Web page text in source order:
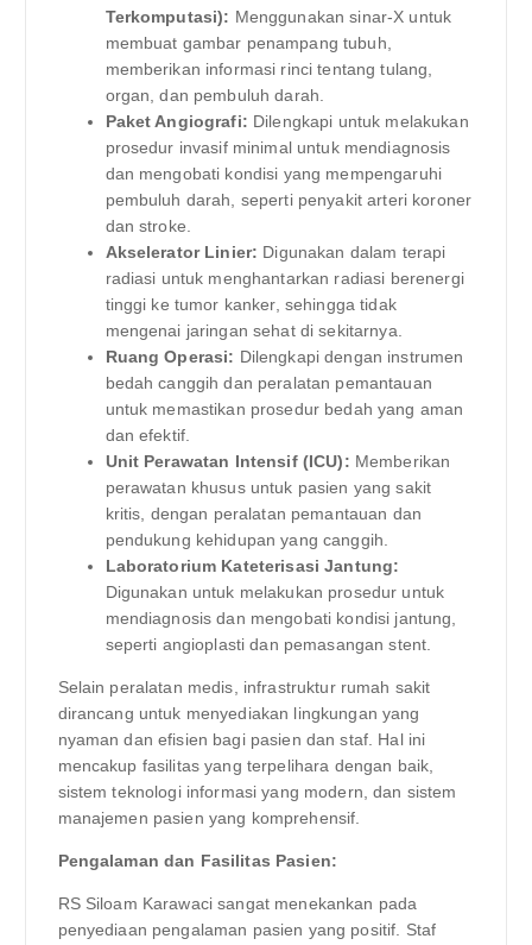
Terkomputasi): Menggunakan sinar-X untuk
membuat gambar penampang tubuh,
memberikan informasi rinci tentang tulang,
organ, dan pembuluh darah.
Paket Angiografi: Dilengkapi untuk melakukan
prosedur invasif minimal untuk mendiagnosis
dan mengobati kondisi yang mempengaruhi
pembuluh darah, seperti penyakit arteri koroner
dan stroke.
Akselerator Linier: Digunakan dalam terapi
radiasi untuk menghantarkan radiasi berenergi
tinggi ke tumor kanker, sehingga tidak
mengenai jaringan sehat di sekitarnya.
Ruang Operasi: Dilengkapi dengan instrumen
bedah canggih dan peralatan pemantauan
untuk memastikan prosedur bedah yang aman
dan efektif.
Unit Perawatan Intensif (ICU): Memberikan
perawatan khusus untuk pasien yang sakit
kritis, dengan peralatan pemantauan dan
pendukung kehidupan yang canggih.
Laboratorium Kateterisasi Jantung:
Digunakan untuk melakukan prosedur untuk
mendiagnosis dan mengobati kondisi jantung,
seperti angioplasti dan pemasangan stent.
Selain peralatan medis, infrastruktur rumah sakit
dirancang untuk menyediakan lingkungan yang
nyaman dan efisien bagi pasien dan staf. Hal ini
mencakup fasilitas yang terpelihara dengan baik,
sistem teknologi informasi yang modern, dan sistem
manajemen pasien yang komprehensif.
Pengalaman dan Fasilitas Pasien:
RS Siloam Karawaci sangat menekankan pada
penyediaan pengalaman pasien yang positif. Staf